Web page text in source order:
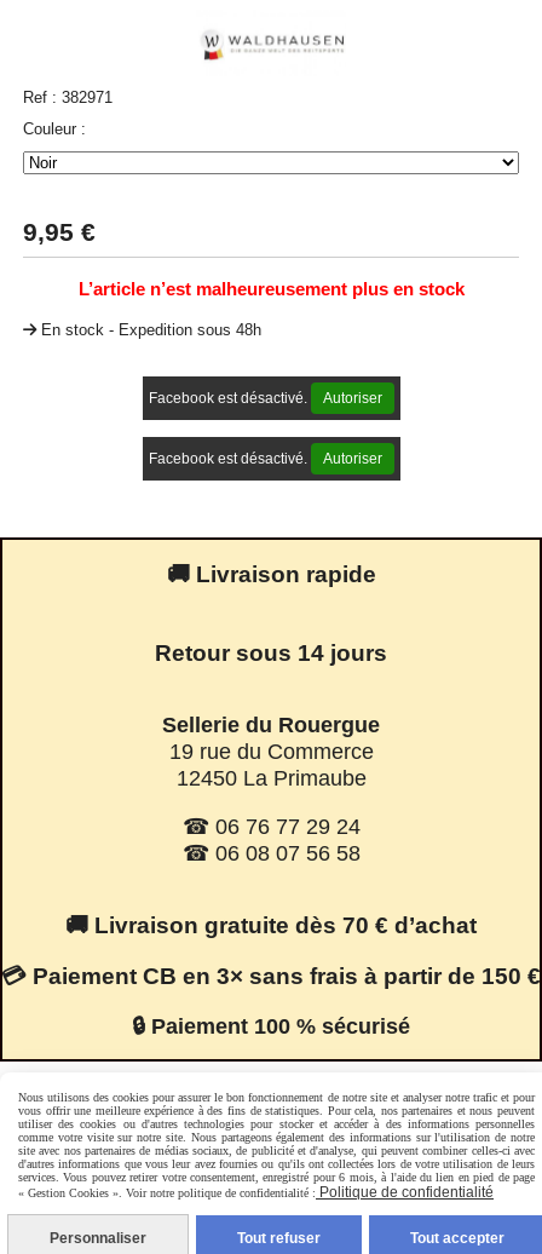
Ref : 382971
Couleur :
9,95 €
L’article n’est malheureusement plus en stock
En stock - Expedition sous 48h
Facebook est désactivé. Autoriser
Facebook est désactivé. Autoriser
🚚 Livraison rapide
Retour sous 14 jours
Sellerie du Rouergue
19 rue du Commerce
12450 La Primaube
☎ 06 76 77 29 24
☎ 06 08 07 56 58
🚚 Livraison gratuite dès 70 € d’achat
💳 Paiement CB en 3× sans frais à partir de 150 €
🔒 Paiement 100 % sécurisé
Facebook est désactivé. Autoriser
Mentions Légales
Conditions générales de vente
Politique de confidentialité
Gestion cookies Mon Compte
Nous utilisons des cookies pour assurer le bon fonctionnement de notre site et analyser notre trafic et pour
vous offrir une meilleure expérience à des fins de statistiques. Pour cela, nos partenaires et nous peuvent
utiliser des cookies ou d'autres technologies pour stocker et accéder à des informations personnelles
comme votre visite sur notre site. Nous partageons également des informations sur l'utilisation de notre
site avec nos partenaires de médias sociaux, de publicité et d'analyse, qui peuvent combiner celles-ci avec
d'autres informations que vous leur avez fournies ou qu'ils ont collectées lors de votre utilisation de leurs
services. Vous pouvez retirer votre consentement, enregistré pour 6 mois, à l'aide du lien en pied de page
« Gestion Cookies ». Voir notre politique de confidentialité : Politique de confidentialité
Personnaliser Tout refuser Tout accepter